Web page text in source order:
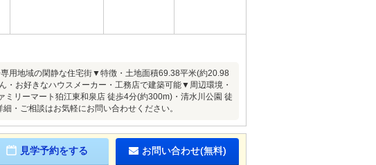
用地域の閑静な住宅街▼特徴・土地面積69.38平米(約20.98
・お好きなハウスメーカー・工務店で建築可能▼周辺環境・
リーマート狛江東和泉店 徒歩4分(約300m)・清水川公園 徒
ご相談はお気軽にお問い合わせください。
見学予約をする お問い合わせ(無料)